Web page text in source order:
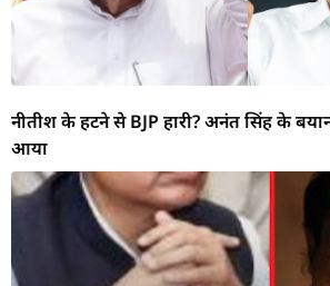
नीतीश के हटने से BJP हारी? अनंत सिंह के
आया